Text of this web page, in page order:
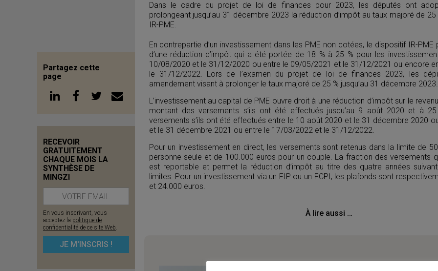
Dans le cadre du projet de loi de finances pour 2023, les députés ont
prolongeant jusqu’au 31 décembre 2023 la réduction d’impôt au taux majoré de
IR-PME.
En contrepartie d’un investissement dans les PME non cotées, le dispositif IR-
d’une réduction d’impôt qui a été portée de 18 % à 25 % pour les
10/08/2020 et le 31/12/2020 ou entre le 09/05/2021 et le 31/12/2021 ou encore
le 31/12/2022. Lors de l’examen du projet de loi de finances 2023, les
amendement visant à prolonger le taux majoré de 25 % jusqu’au 31 décembre 2023.
L’investissement au capital de PME ouvre droit à une réduction d’impôt sur le
montant des versements s’ils ont été effectués jusqu’au 9 août 2020 et à
versements s’ils ont été effectués entre le 10 août 2020 et le 31 décembre 2020
et le 31 décembre 2021 ou entre le 17/03/2022 et le 31/12/2022.
Pour un investissement en direct, les versements sont retenus dans la limite de
personne seule et de 100.000 euros pour un couple. La fraction des versements
est reportable et permet la réduction d’impôt au titre des quatre années
limites. Pour un investissement via un FIP ou un FCPI, les plafonds sont
et 24.000 euros.
À lire aussi …
Partagez cette
page
RECEVOIR
GRATUITEMENT
CHAQUE MOIS LA
SYNTHÈSE DE
MINGZI
En vous inscrivant, vous
acceptez la politique de
confidentialité de ce site Web.